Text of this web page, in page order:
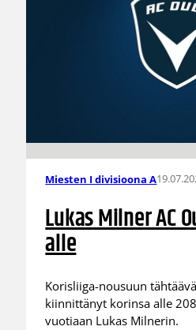
Miesten I divisioona A
Lukas Milner AC
alle
Korisliiga-nousuun
kiinnittänyt korinsa alle
vuotiaan Lukas Milnerin.